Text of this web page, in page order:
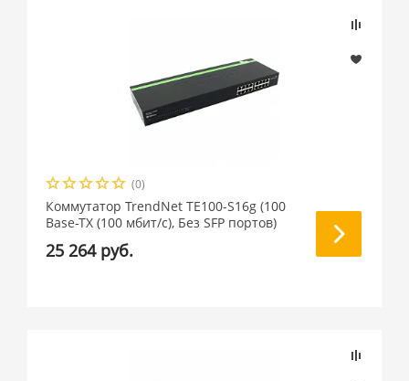
(0)
Коммутатор TrendNet TE100-S16g (100
Base-TX (100 мбит/с), Без SFP портов)
25 264 руб.